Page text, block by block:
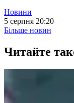
Новини
5 серпня 20:20
Більше новин
Читайте